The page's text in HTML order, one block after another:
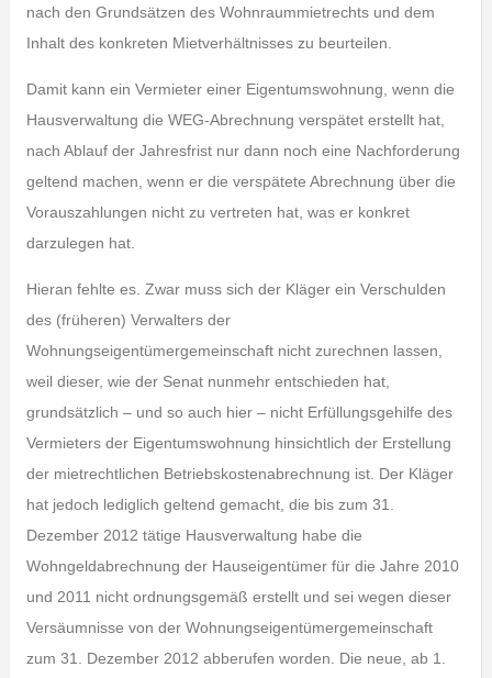
nach den Grundsätzen des Wohnraummietrechts und dem
Inhalt des konkreten Mietverhältnisses zu beurteilen.
Damit kann ein Vermieter einer Eigentumswohnung, wenn die
Hausverwaltung die WEG-Abrechnung verspätet erstellt hat,
nach Ablauf der Jahresfrist nur dann noch eine Nachforderung
geltend machen, wenn er die verspätete Abrechnung über die
Vorauszahlungen nicht zu vertreten hat, was er konkret
darzulegen hat.
Hieran fehlte es. Zwar muss sich der Kläger ein Verschulden
des (früheren) Verwalters der
Wohnungseigentümergemeinschaft nicht zurechnen lassen,
weil dieser, wie der Senat nunmehr entschieden hat,
grundsätzlich – und so auch hier – nicht Erfüllungsgehilfe des
Vermieters der Eigentumswohnung hinsichtlich der Erstellung
der mietrechtlichen Betriebskostenabrechnung ist. Der Kläger
hat jedoch lediglich geltend gemacht, die bis zum 31.
Dezember 2012 tätige Hausverwaltung habe die
Wohngeldabrechnung der Hauseigentümer für die Jahre 2010
und 2011 nicht ordnungsgemäß erstellt und sei wegen dieser
Versäumnisse von der Wohnungseigentümergemeinschaft
zum 31. Dezember 2012 abberufen worden. Die neue, ab 1.